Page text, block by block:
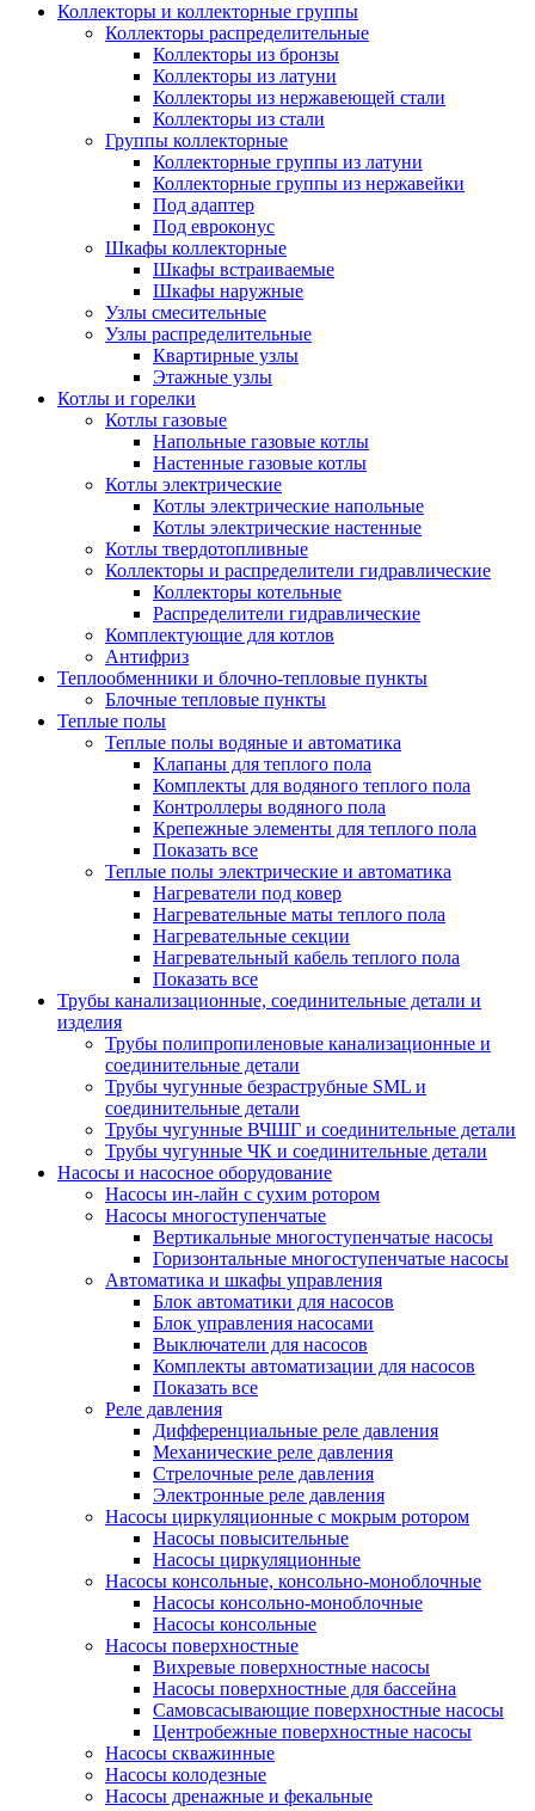
Коллекторы и коллекторные группы
Коллекторы распределительные
Коллекторы из бронзы
Коллекторы из латуни
Коллекторы из нержавеющей стали
Коллекторы из стали
Группы коллекторные
Коллекторные группы из латуни
Коллекторные группы из нержавейки
Под адаптер
Под евроконус
Шкафы коллекторные
Шкафы встраиваемые
Шкафы наружные
Узлы смесительные
Узлы распределительные
Квартирные узлы
Этажные узлы
Котлы и горелки
Котлы газовые
Напольные газовые котлы
Настенные газовые котлы
Котлы электрические
Котлы электрические напольные
Котлы электрические настенные
Котлы твердотопливные
Коллекторы и распределители гидравлические
Коллекторы котельные
Распределители гидравлические
Комплектующие для котлов
Антифриз
Теплообменники и блочно-тепловые пункты
Блочные тепловые пункты
Теплые полы
Теплые полы водяные и автоматика
Клапаны для теплого пола
Комплекты для водяного теплого пола
Контроллеры водяного пола
Крепежные элементы для теплого пола
Показать все
Теплые полы электрические и автоматика
Нагреватели под ковер
Нагревательные маты теплого пола
Нагревательные секции
Нагревательный кабель теплого пола
Показать все
Трубы канализационные, соединительные детали и
изделия
Трубы полипропиленовые канализационные и
соединительные детали
Трубы чугунные безраструбные SML и
соединительные детали
Трубы чугунные ВЧШГ и соединительные детали
Трубы чугунные ЧК и соединительные детали
Насосы и насосное оборудование
Насосы ин-лайн с сухим ротором
Насосы многоступенчатые
Вертикальные многоступенчатые насосы
Горизонтальные многоступенчатые насосы
Автоматика и шкафы управления
Блок автоматики для насосов
Блок управления насосами
Выключатели для насосов
Комплекты автоматизации для насосов
Показать все
Реле давления
Дифференциальные реле давления
Механические реле давления
Стрелочные реле давления
Электронные реле давления
Насосы циркуляционные с мокрым ротором
Насосы повысительные
Насосы циркуляционные
Насосы консольные, консольно-моноблочные
Насосы консольно-моноблочные
Насосы консольные
Насосы поверхностные
Вихревые поверхностные насосы
Насосы поверхностные для бассейна
Самовсасывающие поверхностные насосы
Центробежные поверхностные насосы
Насосы скважинные
Насосы колодезные
Насосы дренажные и фекальные